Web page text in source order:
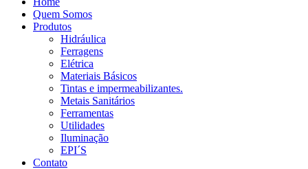
Quem Somos
Produtos
Hidráulica
Ferragens
Elétrica
Materiais Básicos
Tintas e impermeabilizantes.
Metais Sanitários
Ferramentas
Utilidades
Iluminação
EPI´S
Contato